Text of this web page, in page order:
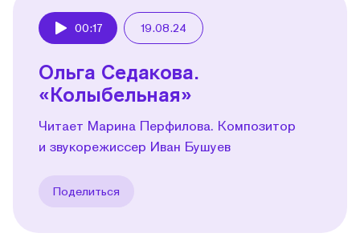
00:17 19.08.24
Ольга Седакова.
«Колыбельная»
Читает Марина Перфилова. Композитор
и звукорежиссер Иван Бушуев
Поделиться